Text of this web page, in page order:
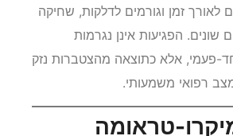
זמן וגורמים לדלקות, שחיקה
שונים. הפגיעות אינן נגרמות
פעמי, אלא כתוצאה מהצטברות נזק
רפואי משמעותי.
טראומה